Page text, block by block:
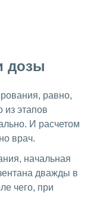
дозы
равно,
из этапов
И расчетом
врач.
начальная
дважды в
чего, при